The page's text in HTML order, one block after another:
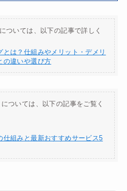
ついては、以下の記事で詳しく
とは？仕組みやメリット・デメリ
の違いや選び方
については、以下の記事をご覧く
仕組みと最新おすすめサービス5